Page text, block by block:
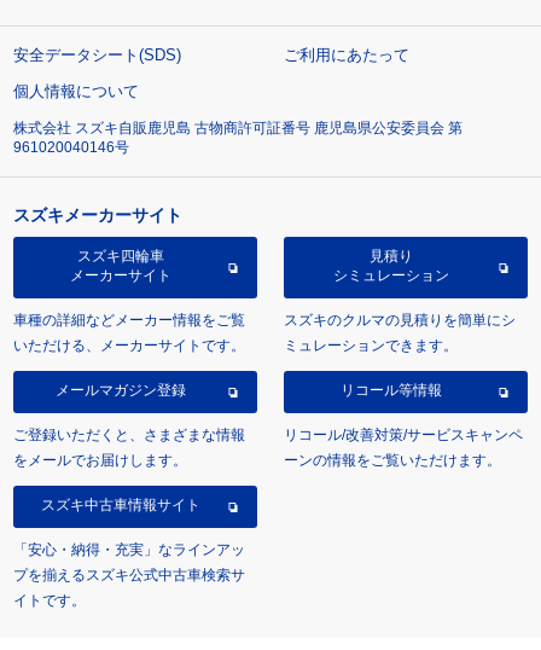
安全データシート(SDS)
ご利用にあたって
個人情報について
株式会社 スズキ自販鹿児島 古物商許可証番号 鹿児島県公安委員会 第
961020040146号
スズキメーカーサイト
スズキ四輪車
メーカーサイト
車種の詳細などメーカー情報をご覧
いただける、メーカーサイトです。
見積り
シミュレーション
スズキのクルマの見積りを簡単にシ
ミュレーションできます。
メールマガジン登録
ご登録いただくと、さまざまな情報
をメールでお届けします。
リコール等情報
リコール/改善対策/サービスキャンペ
ーンの情報をご覧いただけます。
スズキ中古車情報サイト
「安心・納得・充実」なラインアッ
プを揃えるスズキ公式中古車検索サ
イトです。